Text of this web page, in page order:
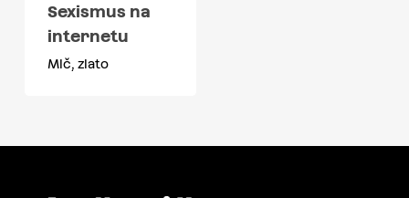
Sexismus na
internetu
Mlč, zlato